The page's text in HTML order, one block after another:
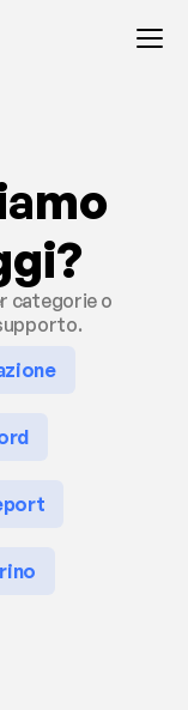
categorie o